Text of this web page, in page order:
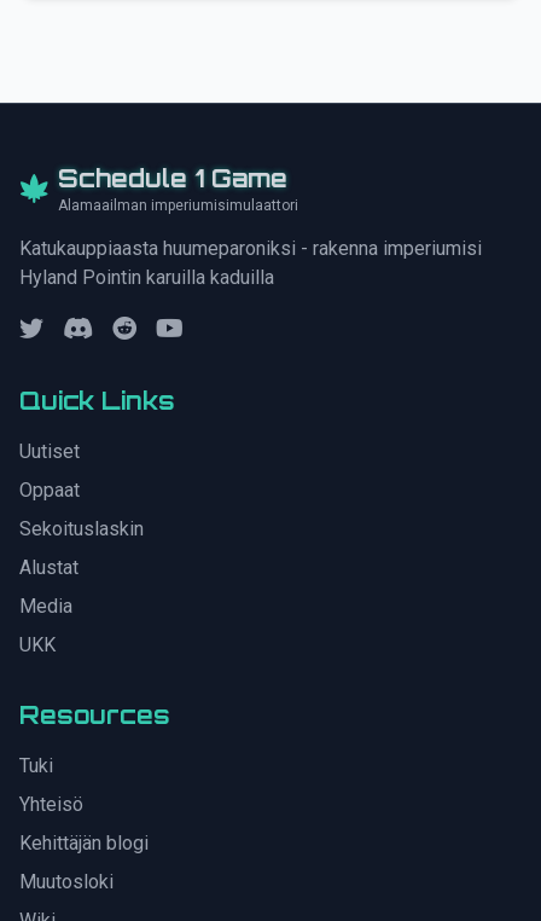
Schedule 1 Game
Alamaailman imperiumisimulaattori
Katukauppiaasta huumeparoniksi - rakenna imperiumisi
Hyland Pointin karuilla kaduilla
Quick Links
Uutiset
Oppaat
Sekoituslaskin
Alustat
Media
UKK
Resources
Tuki
Yhteisö
Kehittäjän blogi
Muutosloki